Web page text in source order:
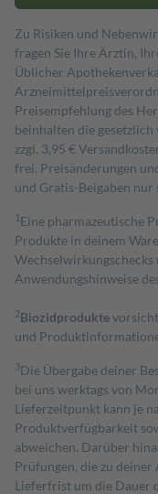
Zu Risiken und
fragen Sie Ihre Ärztin,
Üblicher
Preisempfehlung des
beinhalten die
zzgl. 3,95 €
frei. Preisänderungen
und Gratis-Beigaben
1 Eine pharmazeutische
Produkte in deinem
Anwendungshinweise
2Biozidprodukte
und
3Die Übergabe deiner
bei uns werktags von
Lieferzeitpunkt kann je
Produktverfügbarkeit
abweichen. Darüber
Prüfungen, die zu
Lieferfrist um die Dauer